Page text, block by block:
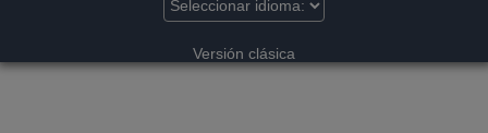
Versión clásica